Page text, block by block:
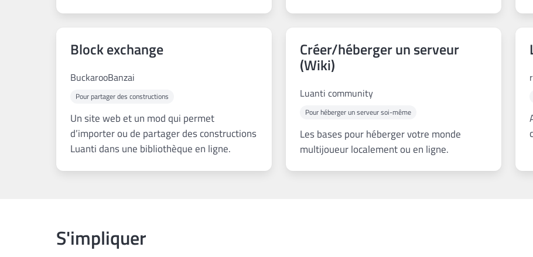
Block exchange
BuckarooBanzai
Pour partager des constructions
Un site web et un mod qui permet
d’importer ou de partager des constructions
Luanti dans une bibliothèque en ligne.
Créer/héberger un serveur
(Wiki)
Luanti community
Pour héberger un serveur soi-même
Les bases pour héberger votre monde
multijoueur localement ou en ligne.
S'impliquer